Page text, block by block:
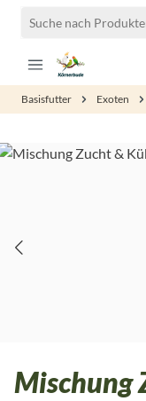
Zum Hauptinhalt
Basisfutter Exoten
Bildergalerie
Mischung